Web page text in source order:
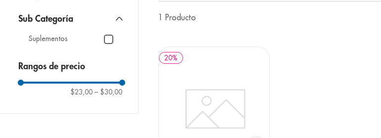
Suplementos
Rangos de precio
$23,00 – $30,00
1 Producto
20%
5. nivea
7.
pediasure
desodorante